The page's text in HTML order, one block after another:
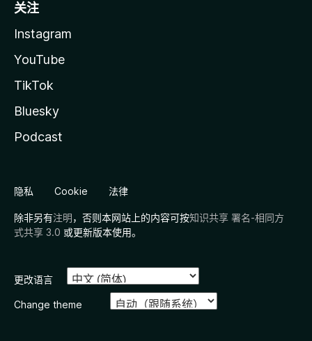
关注
Instagram
YouTube
TikTok
Bluesky
Podcast
隐私 Cookie 法律
除非另有注明，否则本网站上的内容可按知识共享 署名-相同方
式共享 3.0 或更新版本使用。
更改语言
Change theme